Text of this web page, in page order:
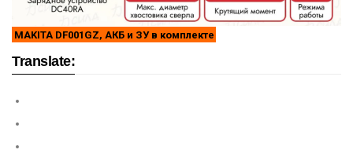
MAKITA DF001GZ, АКБ и ЗУ в комплекте
Translate: